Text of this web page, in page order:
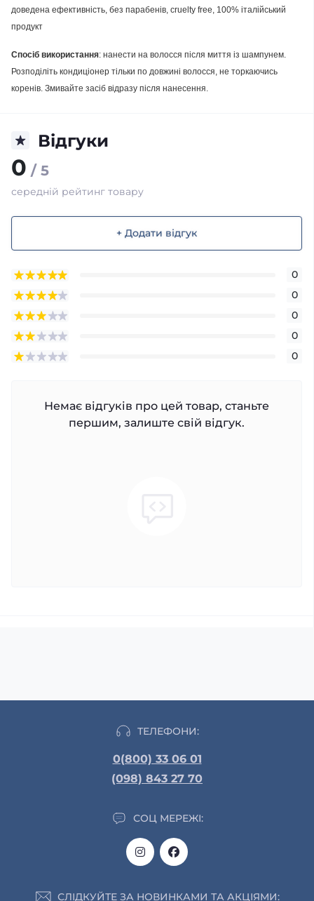
доведена ефективність, без парабенів, cruelty free, 100% італійський
продукт
Спосіб використання: нанести на волосся після миття із шампунем.
Розподіліть кондиціонер тільки по довжині волосся, не торкаючись
коренів. Змивайте засіб відразу після нанесення.
Відгуки
0 / 5
середній рейтинг товару
+ Додати відгук
0
0
0
0
0
Немає відгуків про цей товар, станьте
першим, залиште свій відгук.
ТЕЛЕФОНИ:
0(800) 33 06 01
(098) 843 27 70
СОЦ МЕРЕЖІ:
СЛІДКУЙТЕ ЗА НОВИНКАМИ ТА АКЦІЯМИ: